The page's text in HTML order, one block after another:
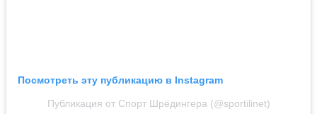
Посмотреть эту публикацию в Instagram
Публикация от Спорт Шрёдингера (@sportilinet)